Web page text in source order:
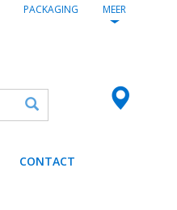
PACKAGING MEER
CONTACT